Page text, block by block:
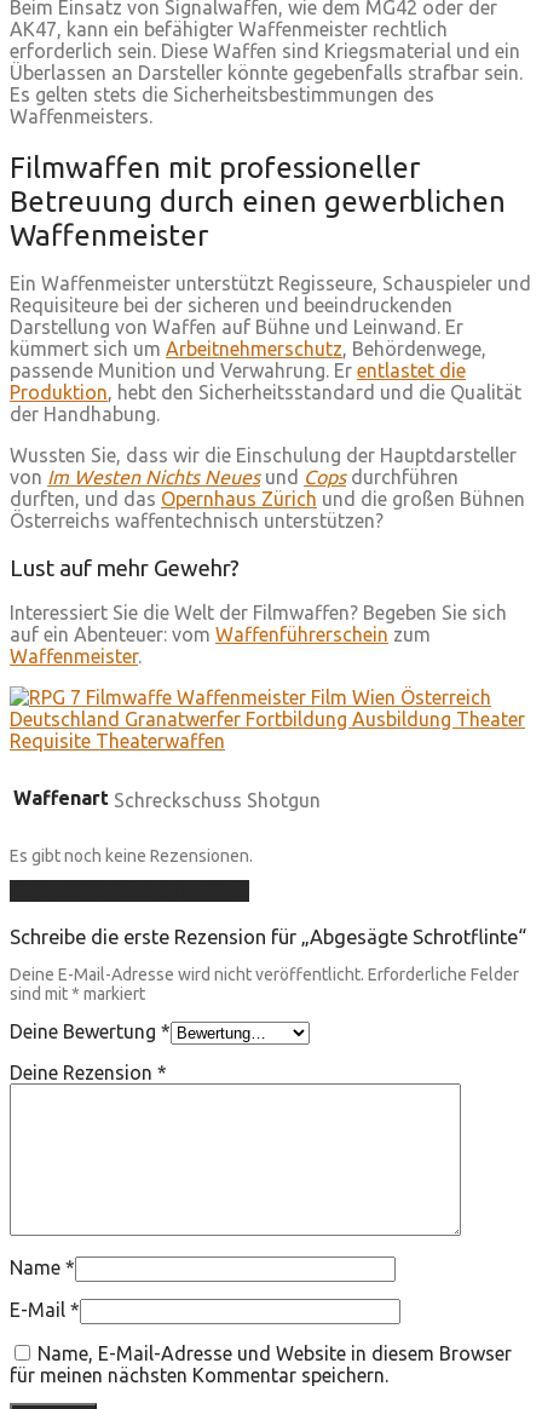
Beim Einsatz von Signalwaffen, wie dem MG42 oder der
AK47, kann ein befähigter Waffenmeister rechtlich
erforderlich sein. Diese Waffen sind Kriegsmaterial und ein
Überlassen an Darsteller könnte gegebenfalls strafbar sein.
Es gelten stets die Sicherheitsbestimmungen des
Waffenmeisters.
Filmwaffen mit professioneller
Betreuung durch einen gewerblichen
Waffenmeister
Ein Waffenmeister unterstützt Regisseure, Schauspieler und
Requisiteure bei der sicheren und beeindruckenden
Darstellung von Waffen auf Bühne und Leinwand. Er
kümmert sich um Arbeitnehmerschutz, Behördenwege,
passende Munition und Verwahrung. Er entlastet die
Produktion, hebt den Sicherheitsstandard und die Qualität
der Handhabung.
Wussten Sie, dass wir die Einschulung der Hauptdarsteller
von Im Westen Nichts Neuesund Copsdurchführen
durften, und das Opernhaus Zürich und die großen Bühnen
Österreichs waffentechnisch unterstützen?
Lust auf mehr Gewehr?
Interessiert Sie die Welt der Filmwaffen? Begeben Sie sich
auf ein Abenteuer: vom Waffenführerschein zum
Waffenmeister.
Waffenart Schreckschuss Shotgun
Es gibt noch keine Rezensionen.
Schreibe die erste Rezension für „Abgesägte Schrotflinte“
Deine E-Mail-Adresse wird nicht veröffentlicht. Erforderliche Felder
sind mit* markiert
Deine Bewertung *
Deine Rezension *
Name *
E-Mail *
Name, E-Mail-Adresse und Website in diesem Browser
für meinen nächsten Kommentar speichern.